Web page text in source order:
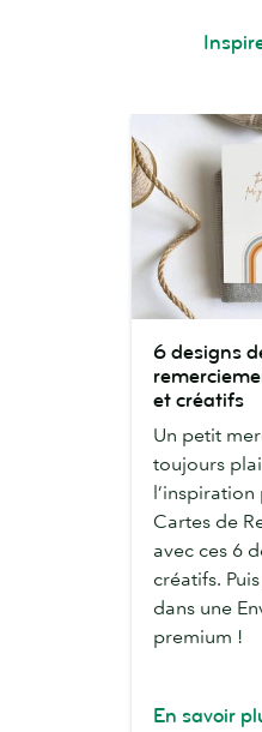
designs
remerciement
originaux
créatifs
6 designs
et créatifs
Un petit
toujours
Cartes de
avec ces 6
créatifs.
dans une
premium !
En savoir